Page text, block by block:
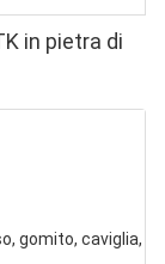
in pietra di